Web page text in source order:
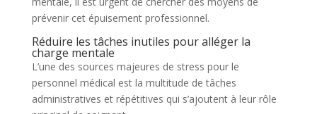
prévenir cet épuisement professionnel.
Réduire les tâches inutiles pour alléger la
charge mentale
L’une des sources majeures de stress pour le
personnel médical est la multitude de tâches
administratives et répétitives qui s’ajoutent à leur rôle